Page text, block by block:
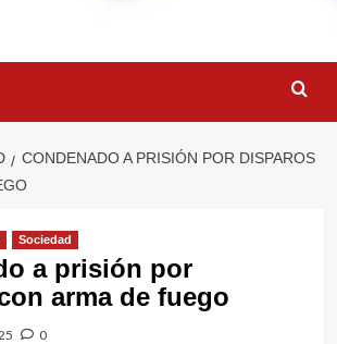
CONDENADO A PRISIÓN POR DISPAROS
Sociedad
a prisión por
arma de fuego
0